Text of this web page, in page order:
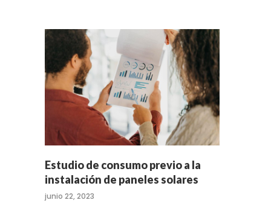
Estudio de consumo previo a la
instalación de paneles solares
junio 22, 2023